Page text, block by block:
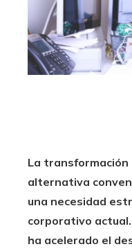
La transformación
alternativa
una necesidad
corporativo
ha acelerado el